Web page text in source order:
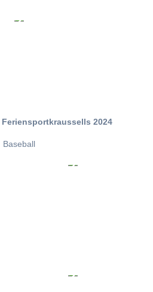
2024
Baseball